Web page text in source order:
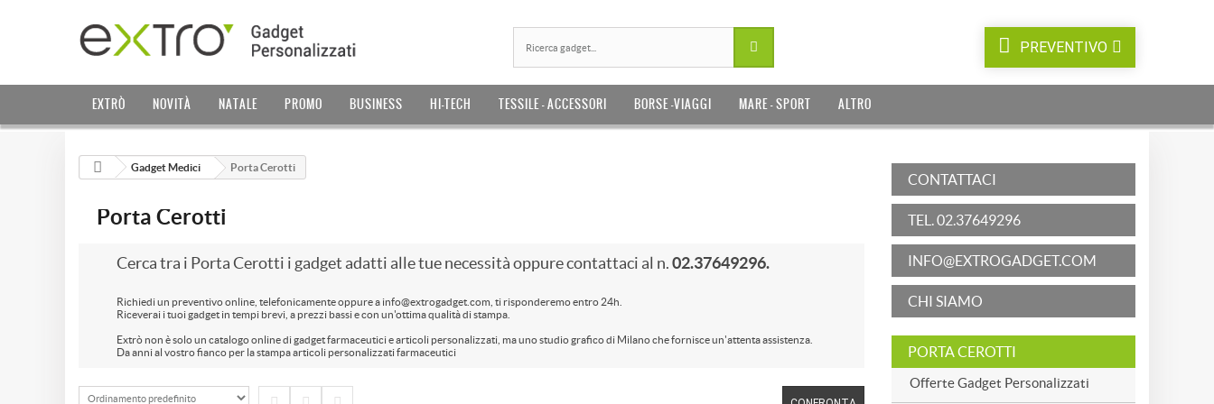
PREVENTIVO
EXTRÒ NOVITÀ NATALE PROMO BUSINESS HI-TECH TESSILE - ACCESSORI BORSE -VIAGGI MARE - SPORT ALTRO
Gadget Medici Porta Cerotti
Porta Cerotti
Cerca tra i Porta Cerotti i gadget adatti alle tue necessità oppure contattaci al n.02.37649296.
Richiedi un preventivo online, telefonicamente oppure a info@extrogadget.com, ti risponderemo entro 24h.
Riceverai i tuoi gadget in tempi brevi, a prezzi bassi e con un'ottima qualità di stampa.
Extrò non è solo un catalogo online di gadget farmaceutici e articoli personalizzati, ma uno studio grafico di Milano che fornisce un'attenta assistenza.
Da anni al vostro fianco per la stampa articoli personalizzati farmaceutici
CONTATTACI
TEL. 02.37649296
INFO@EXTROGADGET.COM
CHI SIAMO
PORTA CEROTTI
Offerte Gadget Personalizzati